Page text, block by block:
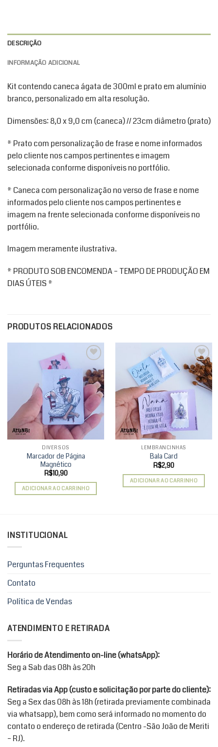
DESCRIÇÃO
INFORMAÇÃO ADICIONAL
Kit contendo caneca ágata de 300ml e prato em alumínio
branco, personalizado em alta resolução.
Dimensões: 8,0 x 9,0 cm (caneca) // 23cm diâmetro (prato)
* Prato com personalização de frase e nome informados
pelo cliente nos campos pertinentes e imagem
selecionada conforme disponíveis no portfólio.
* Caneca com personalização no verso de frase e nome
informados pelo cliente nos campos pertinentes e
imagem na frente selecionada conforme disponíveis no
portfólio.
Imagem meramente ilustrativa.
* PRODUTO SOB ENCOMENDA – TEMPO DE PRODUÇÃO EM
DIAS ÚTEIS *
PRODUTOS RELACIONADOS
Add to
wishlist
DIVERSOS
Marcador de Página
Magnético
R$10,90
ADICIONAR AO CARRINHO
Add to
wishlist
LEMBRANCINHAS
Bala Card
R$2,90
ADICIONAR AO CARRINHO
INSTITUCIONAL
Perguntas Frequentes
Contato
Política de Vendas
ATENDIMENTO E RETIRADA
Horário de Atendimento on-line (whatsApp):
Seg a Sab das 08h às 20h
Retiradas via App (custo e solicitação por parte do cliente):
Seg a Sex das 08h às 18h (retirada previamente combinada
via whatsapp), bem como será informado no momento do
contato o endereço de retirada (Centro -São João de Meriti
– RJ).